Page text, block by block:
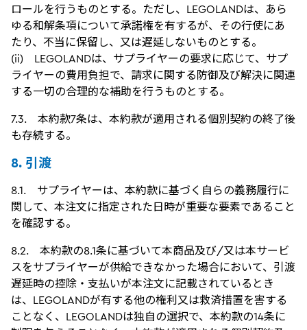
ロールを行うものとする。ただし、LEGOLANDは、あら
ゆる和解条項について承諾権を有するが、その行使にあ
たり、不当に保留し、又は遅延しないものとする。
(ii) LEGOLANDは、サプライヤーの要求に応じて、サプ
ライヤーの費用負担で、請求に関する防御及び解決に関連
する一切の合理的な補助を行うものとする。
7.3. 本約款7条は、本約款が適用される個別契約の終了後
も存続する。
8. 引渡
8.1. サプライヤーは、本約款に基づく自らの義務履行に
関して、本注文に指定された日時が重要な要素であること
を確認する。
8.2. 本約款の8.1条に基づいて本商品及び/又は本サービ
スをサプライヤーが供給できなかった場合において、引渡
遅延時の控除・支払いが本注文に記載されているとき
は、LEGOLANDが有する他の権利又は救済措置を害する
ことなく、LEGOLANDは独自の選択で、本約款の14条に